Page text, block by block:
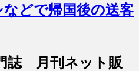
どで帰国後の送客
誌 月刊ネット販